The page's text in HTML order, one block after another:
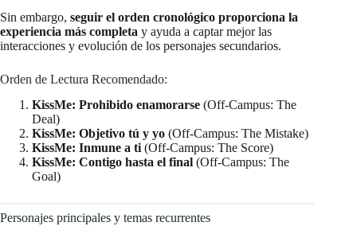
Sin embargo, seguir el orden cronológico proporciona la
experiencia más completa y ayuda a captar mejor las
interacciones y evolución de los personajes secundarios.
Orden de Lectura Recomendado:
KissMe: Prohibido enamorarse (Off-Campus: The
Deal)
KissMe: Objetivo tú y yo (Off-Campus: The Mistake)
KissMe: Inmune a ti(Off-Campus: The Score)
KissMe: Contigo hasta el final (Off-Campus: The
Goal)
Personajes principales y temas recurrentes